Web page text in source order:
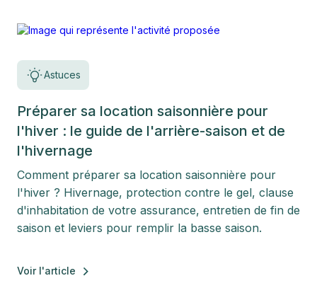
Astuces
Préparer sa location saisonnière pour
l'hiver : le guide de l'arrière-saison et de
l'hivernage
Comment préparer sa location saisonnière pour
l'hiver ? Hivernage, protection contre le gel, clause
d'inhabitation de votre assurance, entretien de fin de
saison et leviers pour remplir la basse saison.
Voir l'article